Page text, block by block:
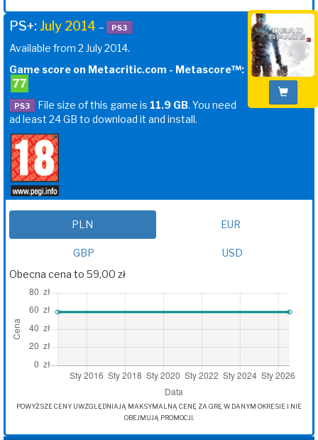
PS+: July 2014 – PS3
Available from 2 July 2014.
Game score on Metacritic.com - Metascore™:
77
PS3 File size of this game is 11.9 GB. You need
ad least 24 GB to download it and install.
PLN EUR
GBP
USD
Obecna cena to 59,00 zł
POWYŻSZE CENY UWZGLĘDNIAJĄ MAKSYMALNĄ CENĘ ZA GRĘ W DANYM OKRESIE I NIE
OBEJMUJĄ PROMOCJI.